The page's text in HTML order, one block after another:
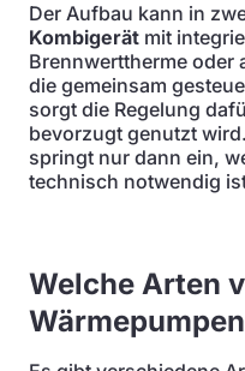
Der Aufbau kann in
Kombigerät mit
Brennwerttherme oder
die gemeinsam
sorgt die Regelung
bevorzugt genutzt
springt nur dann ein,
technisch notwendig
Welche Arten